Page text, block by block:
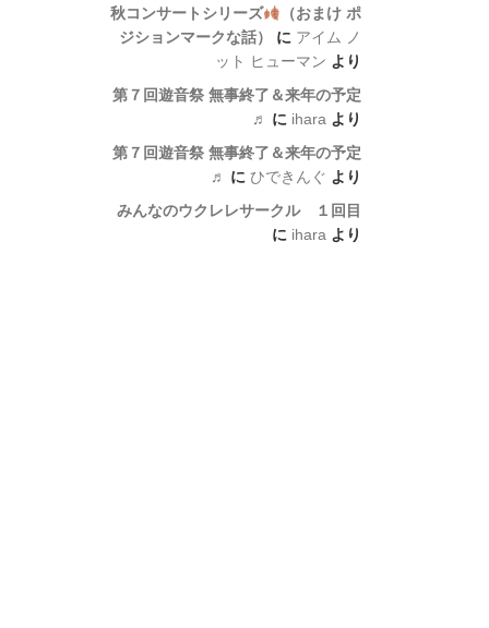
秋コンサートシリーズ
（おまけ ポ
ジションマークな話）
に アイム ノ
ット ヒューマン より
第７回遊音祭 無事終了＆来年の予定
♬
に ihara より
第７回遊音祭 無事終了＆来年の予定
♬
に ひできんぐ より
みんなのウクレレサークル １回目
に ihara より